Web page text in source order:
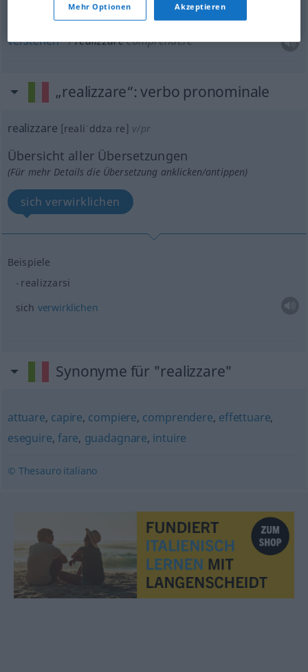
verstehen realizzarecomprendere
„realizzare“: verbo pronominale
realizzare [realiˈddzaːre] v/pr
Übersicht aller Übersetzungen
(Für mehr Details die Übersetzung anklicken/antippen)
sich verwirklichen
Beispiele
realizzarsi
sich verwirklichen
Synonyme für "realizzare"
attuare, capire, compiere, comprendere, effettuare,
eseguire, fare, guadagnare, intuire
© Thesauro italiano
Mehr Optionen Akzeptieren